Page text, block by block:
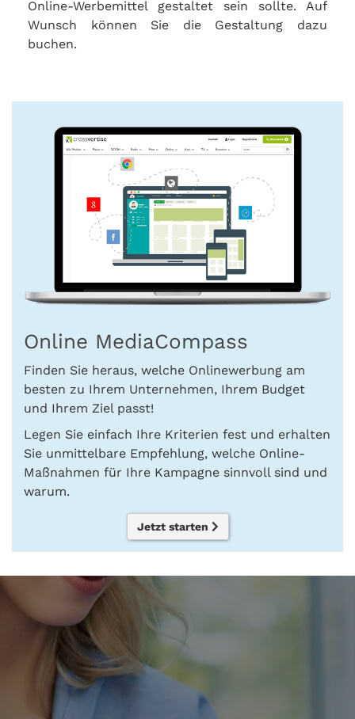
Online-Werbemittel gestaltet sein sollte. Auf
Wunsch können Sie die Gestaltung dazu
buchen.
Online MediaCompass
Finden Sie heraus, welche Onlinewerbung am
besten zu Ihrem Unternehmen, Ihrem Budget
und Ihrem Ziel passt!
Legen Sie einfach Ihre Kriterien fest und erhalten
Sie unmittelbare Empfehlung, welche Online-
Maßnahmen für Ihre Kampagne sinnvoll sind und
warum.
Jetzt starten